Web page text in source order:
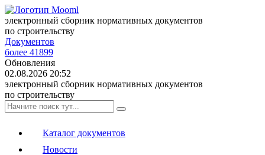
электронный сборник нормативных документов
по строительству
Документов
более 41899
Обновления
02.08.2026 20:52
электронный сборник нормативных документов
по строительству
Каталог документов
Новости